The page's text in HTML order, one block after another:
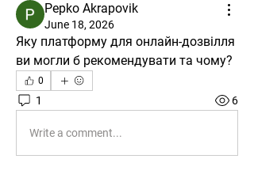
Pepko Akrapovik
June 18, 2026
Яку платформу для онлайн-дозвілля
ви могли б рекомендувати та чому?
0
1 6
Write a comment...